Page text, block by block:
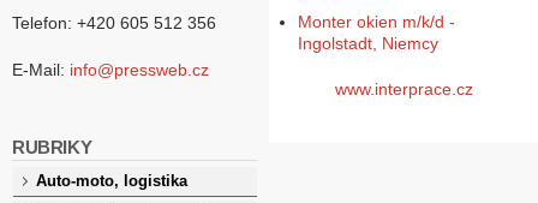
Telefon: +420 605 512 356
E-Mail: info@pressweb.cz
RUBRIKY
Auto-moto, logistika
Monter okien m/k/d -
Ingolstadt, Niemcy
www.interprace.cz